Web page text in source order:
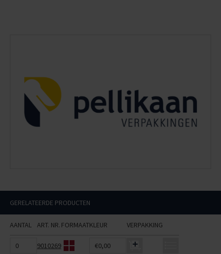
GERELATEERDE PRODUCTEN
AANTAL ART. NR. FORMAATKLEUR VERPAKKING
9010269 €0,00